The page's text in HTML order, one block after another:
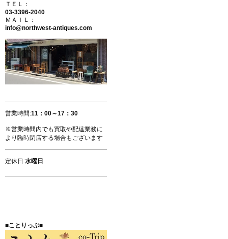
ＴＥＬ：
03-3396-2040
ＭＡＩＬ：
info@northwest-antiques.com
営業時間:11：00～17：30
※営業時間内でも買取や配達業務に
より臨時閉店する場合もございます
定休日:水曜日
■ことりっぷ■